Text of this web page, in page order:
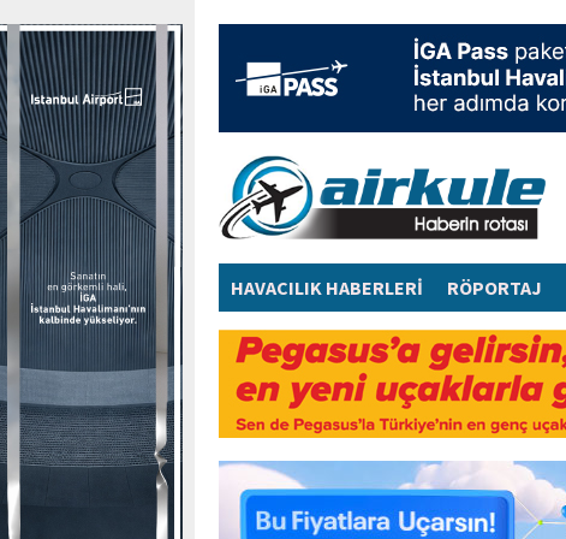
HAVACILIK HABERLERİ RÖPORTAJ